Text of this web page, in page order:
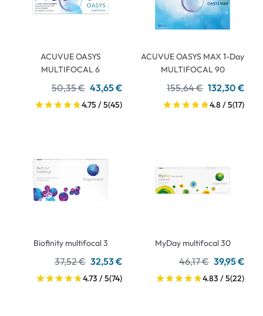
ACUVUE OASYS
MULTIFOCAL 6
50,35 € 43,65 €
4.75 / 5(45)
ACUVUE OASYS MAX 1-Day
MULTIFOCAL 90
155,64 € 132,30 €
4.8 / 5(17)
Biofinity multifocal 3
37,52 € 32,53 €
4.73 / 5(74)
MyDay multifocal 30
46,17 € 39,95 €
4.83 / 5(22)